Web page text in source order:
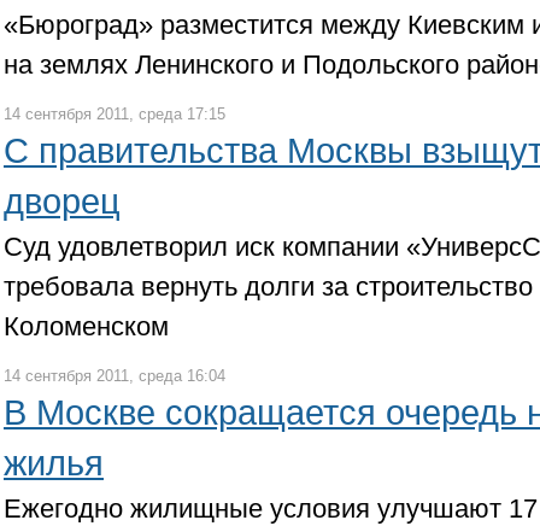
«Бюроград» разместится между
на землях Ленинского и Подольского
14 сентября 2011, среда 17:15
С правительства Москвы
дворец
Суд удовлетворил иск компании
требовала вернуть долги за
Коломенском
14 сентября 2011, среда 16:04
В Москве сокращается очередь
жилья
Ежегодно жилищные условия улучшают 17